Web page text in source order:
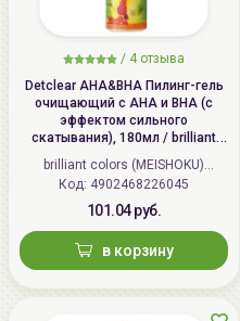
/ 4 отзыва
Detclear AHA&BHA Пилинг-гель
очищающий с AHA и BHA (с
эффектом сильного
скатывания), 180мл / brilliant
colors (MEISHOKU) Detclear
Bright&Peel AHA&BHA Fruits
Peeling Jelly
brilliant colors (MEISHOKU)
(Япония)
Код: 4902468226045
101.04 руб.
в корзину